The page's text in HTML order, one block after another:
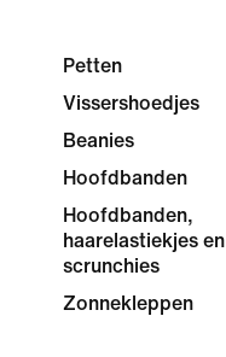
Petten
Vissershoedjes
Beanies
Hoofdbanden
Hoofdbanden,
haarelastiekjes en
scrunchies
Zonnekleppen